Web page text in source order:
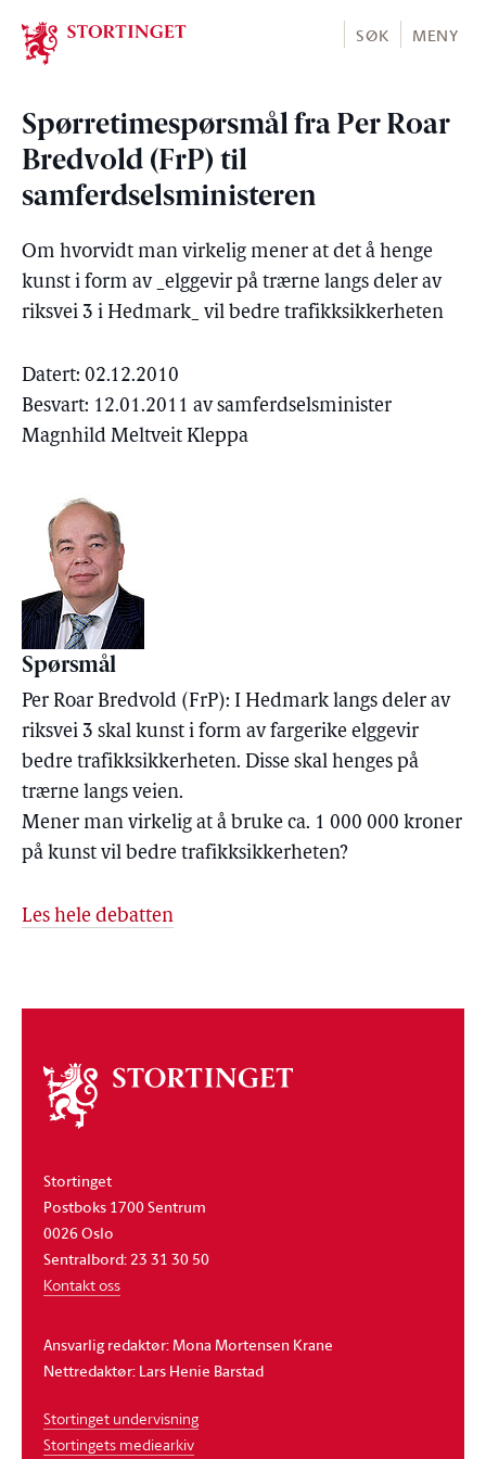
Stortinget.no
SØK MENY
Spørretimespørsmål fra Per Roar
Bredvold (FrP) til
samferdselsministeren
Om hvorvidt man virkelig mener at det å henge
kunst i form av _elggevir på trærne langs deler av
riksvei 3 i Hedmark_ vil bedre trafikksikkerheten
Datert: 02.12.2010
Besvart: 12.01.2011 av samferdselsminister
Magnhild Meltveit Kleppa
Spørsmål
Per Roar Bredvold (FrP): I Hedmark langs deler av
riksvei 3 skal kunst i form av fargerike elggevir
bedre trafikksikkerheten. Disse skal henges på
trærne langs veien.
Mener man virkelig at å bruke ca. 1 000 000 kroner
på kunst vil bedre trafikksikkerheten?
Les hele debatten
Om
stortinget
Stortinget
Postboks 1700 Sentrum
0026 Oslo
Sentralbord: 23 31 30 50
Kontakt oss
Ansvarlig redaktør: Mona Mortensen Krane
Nettredaktør: Lars Henie Barstad
Stortinget undervisning
Stortingets mediearkiv